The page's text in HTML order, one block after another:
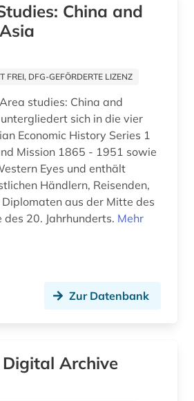
bilddatenbank (8)
bildende kunst (2)
bildliche darstellung (1)
bildnismalerei (1)
biographistik (1)
China and
FREI, DFG-GEFÖRDERTE LIZENZ
studies: China and
sich in die vier
Economic History Series 1
Mission 1865 - 1951 sowie
Eyes und enthält
Händlern, Reisenden,
aus der Mitte des
des 20. Jahrhunderts. Mehr
Zur Datenbank
Archive